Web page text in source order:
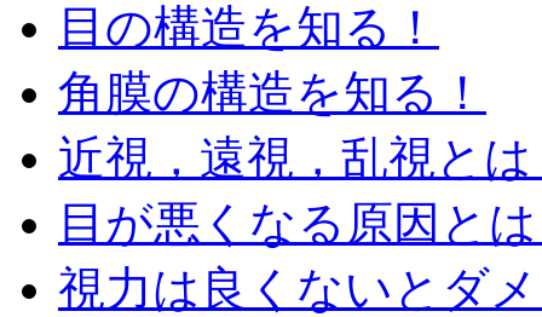
目の構造を知る！
角膜の構造を知る！
近視，遠視，乱視と
目が悪くなる原因と
視力は良くないとダ